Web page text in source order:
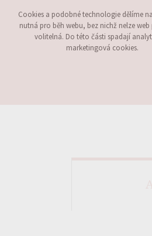
Odmítnout vše
Cookies a podobné technologie dělíme
nutná pro běh webu, bez nichž nelze
volitelná. Do této části spadají
marketingová cookies.